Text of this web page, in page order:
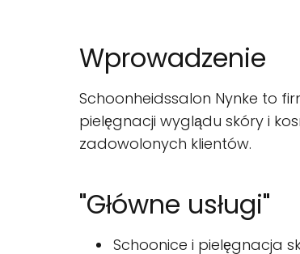
Wprowadzenie
Schoonheidssalon Nynke to
pielęgnacji wyglądu skóry i
zadowolonych klientów.
"Główne usługi"
Schoonice i pielęgnacja